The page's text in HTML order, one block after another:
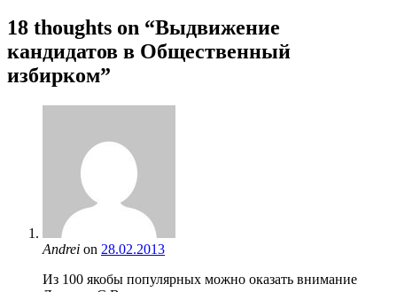
18 thoughts on “Выдвижение
кандидатов в Общественный
избирком”
Andrei on 28.02.2013
Из 100 якобы популярных можно оказать внимание